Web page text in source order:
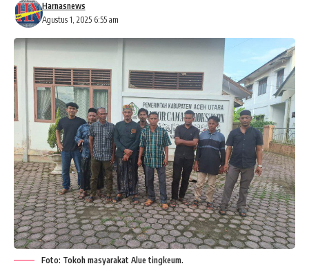
Agustus 1, 2025 6:55 am
Harnasnews
Foto: Tokoh masyarakat Alue tingkeum.